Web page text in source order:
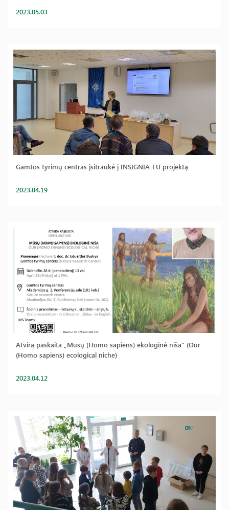
2023.05.03
Gamtos tyrimų centras įsitraukė į INSIGNIA-EU projektą
2023.04.19
Atvira paskaita „Mūsų (Homo sapiens) ekologinė niša“ (Our
(Homo sapiens) ecological niche)
2023.04.12